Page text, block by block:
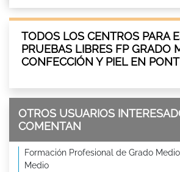
TODOS LOS CENTROS PARA
PRUEBAS LIBRES FP GRADO
CONFECCIÓN Y PIEL EN
OTROS USUARIOS
COMENTAN
Formación Profesional de Grado
Medio